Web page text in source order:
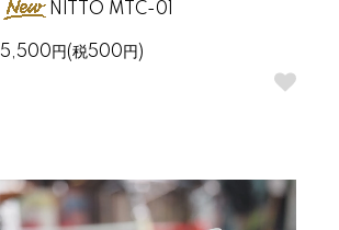
NITTO MTC-01
5,500円(税500円)